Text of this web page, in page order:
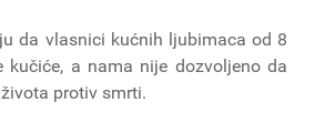
da vlasnici kućnih ljubimaca od 8
kučiće, a nama nije dozvoljeno da
protiv smrti.